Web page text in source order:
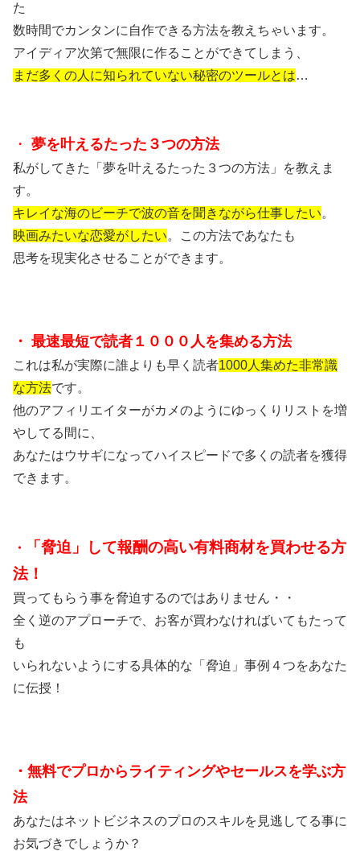
た
数時間でカンタンに自作できる方法を教えちゃいます。
アイディア次第で無限に作ることができてしまう、
まだ多くの人に知られていない秘密のツールと は…
・ 夢を叶えるたった３つの方法
私がしてきた「夢を叶えるたった３つの方法」
を教えま
す。
キレイな海のビーチで波の音を聞きながら仕事したい。
映画みたいな恋愛がしたい。この方法であなたも
思考を現実化させることができます。
・ 最速最短で読者１０００人を集める方法
これは私が実際に誰よりも早く読者1000人 集めた非常識
な方法です。
他のアフィリエイターがカメのようにゆっくりリストを増
やしてる間に、
あなたはウサギになってハイスピードで多くの読者を獲得
できます。
・
「脅迫」して報酬の高い有料商材を買わせる方
法！
買ってもらう事を脅迫するのではありません・・
全く逆のアプローチで、お客が買わなければいてもたって
も
いられないようにする具体的な「脅迫」事例４つをあなた
に伝授！
・無料でプロからライティングやセールスを学ぶ方
法
あなたはネットビジネスのプロのスキルを見逃してる事に
お気づきでしょうか？